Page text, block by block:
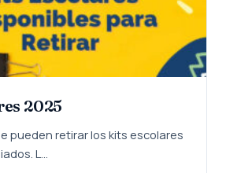
2025
pueden retirar los kits escolares
L...